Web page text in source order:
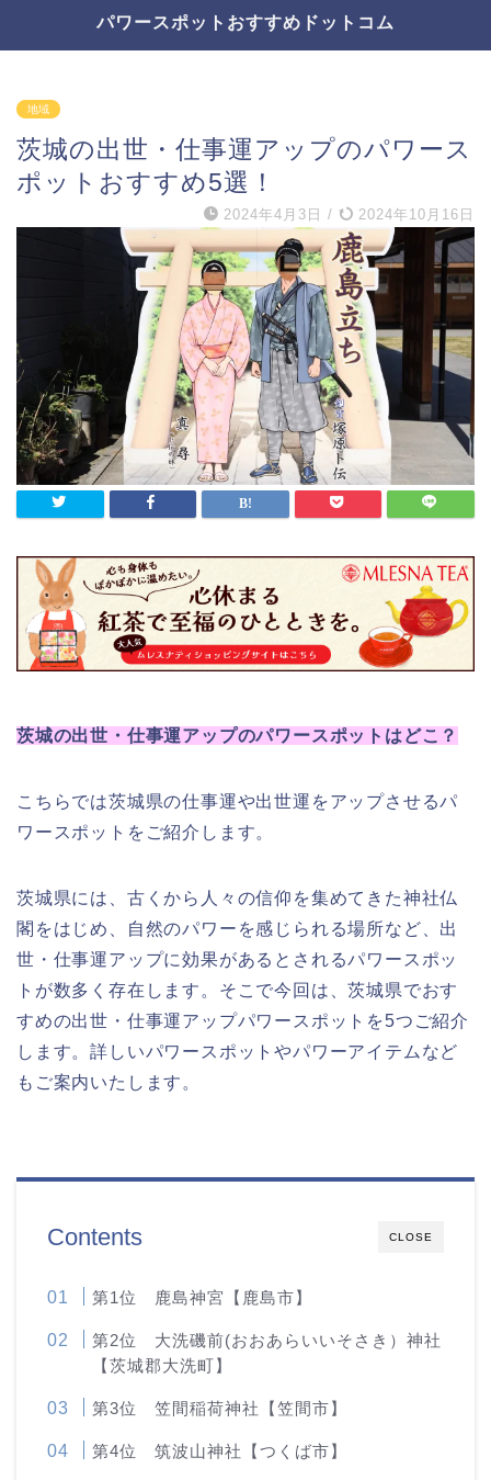
パワースポットおすすめドットコム
地域
茨城の出世・仕事運アップのパワース
ポットおすすめ5選！
2024年4月3日 / 2024年10月16日
茨城の出世・仕事運アップのパワースポットはどこ？
こちらでは茨城県の仕事運や出世運をアップさせるパ
ワースポットをご紹介します。
茨城県には、古くから人々の信仰を集めてきた神社仏
閣をはじめ、自然のパワーを感じられる場所など、出
世・仕事運アップに効果があるとされるパワースポッ
トが数多く存在します。そこで今回は、茨城県でおす
すめの出世・仕事運アップパワースポットを5つご紹介
します。詳しいパワースポットやパワーアイテムなど
もご案内いたします。
CLOSE
Contents
第1位 鹿島神宮【鹿島市】
第2位 大洗磯前(おおあらいいそさき）神社
【茨城郡大洗町】
第3位 笠間稲荷神社【笠間市】
第4位 筑波山神社【つくば市】